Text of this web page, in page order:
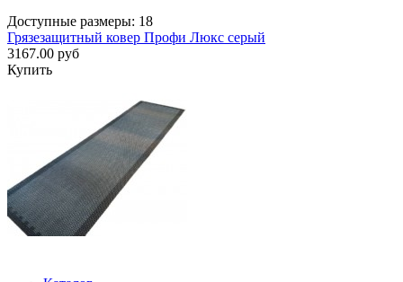
Доступные размеры: 18
Грязезащитный ковер Профи Люкс серый
3167.00 руб
Купить